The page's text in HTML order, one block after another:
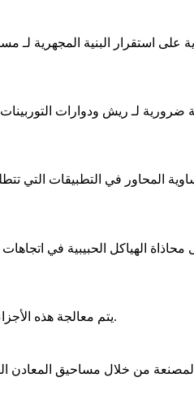
على استقرار البنية المجهرية لـ
ضرورية لـ ريش ودوارات التوربينات
المحاور في التطبيقات التي
محاذاة الهياكل الحبيبية في
يتم معالجة هذهوالاستقرار الحراري، والتي تعتبر ضرورية في صناعات مثل البتروكيماويات والبحرية.
من خلال مساحيق المعادن